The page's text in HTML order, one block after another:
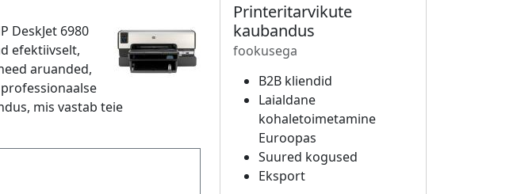
DeskJet 6980
efektiivselt,
aruanded,
mis vastab teie
Printeritarvikute
kaubandus
fookusega
B2B kliendid
Laialdane
kohaletoimetamine
Euroopas
Suured kogused
Eksport